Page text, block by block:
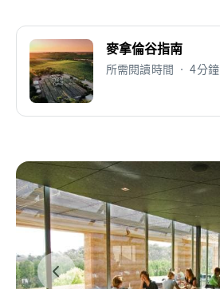
麥拿倫谷指南
所需閱讀時間 • 4分鐘